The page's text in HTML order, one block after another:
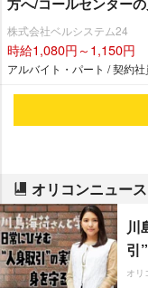
株式会社ベルシステム24
時給1,080円～1,150円
アルバイト・パート / 契約社
オリコンニュー
川
引
オリ